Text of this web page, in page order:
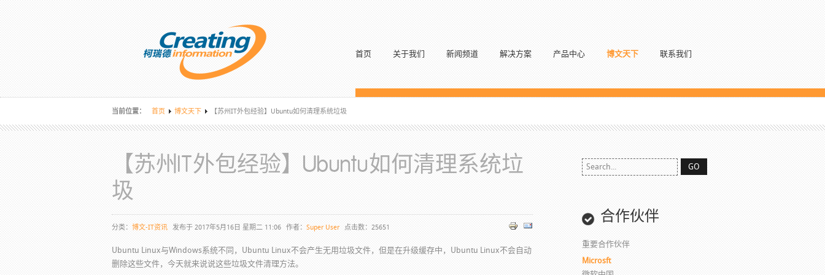
首页 关于我们 新闻频道 解决方案 产品中心 博文天下 联系我们
当前位置： 首页 博文天下 【苏州IT外包经验】Ubuntu如何清理系统垃圾
【苏州IT外包经验】Ubuntu如何清理系统垃
圾
分类： 博文-IT资讯 发布于 2017年5月16日 星期二 11:06 作者： Super User 点击数：25651
Ubuntu Linux与Windows系统不同，Ubuntu Linux不会产生无用垃圾文件，但是在升级缓存中，Ubuntu Linux不会自动
删除这些文件，今天就来说说这些垃圾文件清理方法。
合作伙伴
重要合作伙伴
Microsft